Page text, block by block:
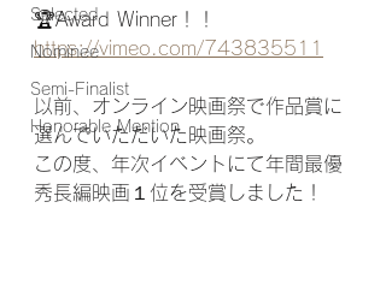
Selected
Nominee
Semi-Finalist
Honorable Mention
🏆Award Winner！！
https://vimeo.com/743835511
以前、オンライン映画祭で作品賞に
選んでいただいた映画祭。
この度、年次イベントにて年間最優
秀長編映画１位を受賞しました！